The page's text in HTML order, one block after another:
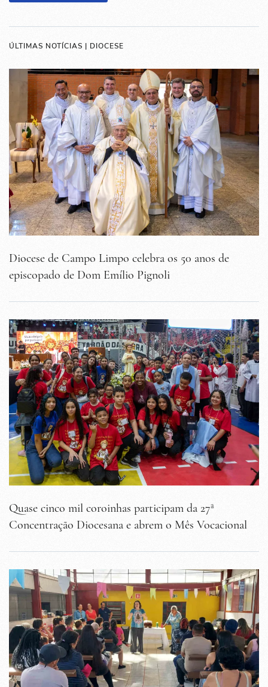
ÚLTIMAS NOTÍCIAS | DIOCESE
Diocese de Campo Limpo celebra os 50 anos de
episcopado de Dom Emílio Pignoli
Quase cinco mil coroinhas participam da 27ª
Concentração Diocesana e abrem o Mês Vocacional